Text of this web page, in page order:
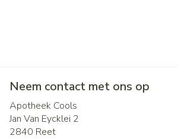
Neem contact met ons op
Apotheek Cools
Jan Van Eycklei 2
2840 Reet